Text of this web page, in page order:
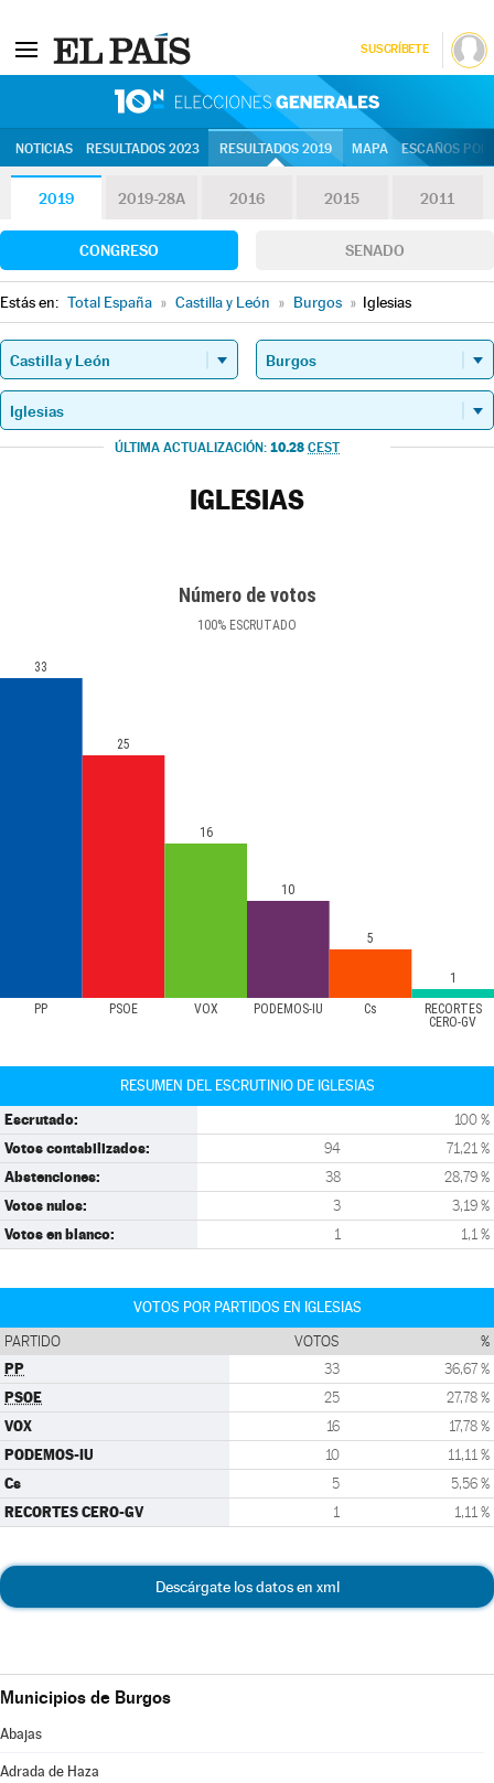
SUSCRÍBETE
NOTICIAS RESULTADOS 2023 RESULTADOS 2019 MAPA ESCAÑOS
2019 2019-28A 2016 2015 2011
CONGRESO SENADO
Estás en: Total España » Castilla y León » Burgos » Iglesias
ÚLTIMA ACTUALIZACIÓN: 10.28 CEST
IGLESIAS
Número de votos
100% ESCRUTADO
PP PSOE VOX PODEMOS-IU Cs
RECORTES
CERO-GV
33
25
16
10
5
1
RESUMEN DEL ESCRUTINIO DE IGLESIAS
Escrutado: 100 %
Votos contabilizados: 94 71,21 %
Abstenciones: 38 28,79 %
Votos nulos: 3 3,19 %
Votos en blanco: 1 1,1 %
VOTOS POR PARTIDOS EN IGLESIAS
PARTIDO VOTOS %
PP 33 36,67 %
PSOE 25 27,78 %
VOX 16 17,78 %
PODEMOS-IU 10 11,11 %
Cs 5 5,56 %
RECORTES CERO-GV 1 1,11 %
Descárgate los datos en xml
Municipios de Burgos
Abajas
Adrada de Haza